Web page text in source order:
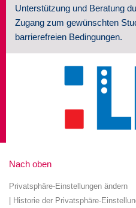
Unterstützung und Beratung
Zugang zum gewünschten
barrierefreien Bedingungen.
Nach oben
Privatsphäre-Einstellungen ändern
Historie der Privatsphäre-